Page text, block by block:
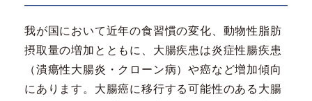
我が国において近年の食習慣の変化、動物性脂肪
摂取量の増加とともに、大腸疾患は炎症性腸疾患
（潰瘍性大腸炎・クローン病）や癌など増加傾向
にあります。大腸癌に移行する可能性のある大腸